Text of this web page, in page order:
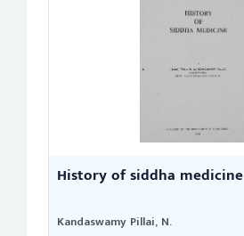
History of siddha medicine
Kandaswamy Pillai, N.